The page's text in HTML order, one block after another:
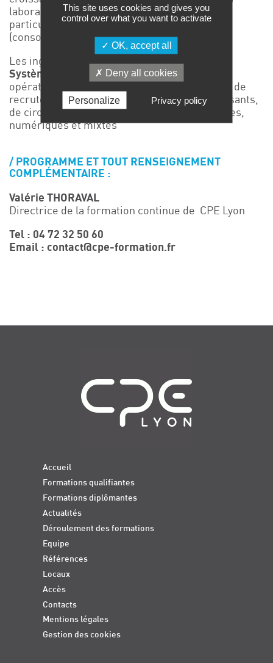
laboratoires de recherche, avec un accent
particulier sur les aspects énergétiques
(consommation, stockage, production, etc.).
Les ingénieurs CPE Lyon en« Physique et
Systèmes Microélectroniques »seront
opérationnels sur des métiers à forte tension de
recrutement comme la conception de composants,
de circuits et de systèmes intégrés analogiques,
numériques et mixtes
PROGRAMME ET TOUT RENSEIGNEMENT
COMPLÉMENTAIRE :
Valérie THORAVAL
Directrice de la formation continue de CPE Lyon
Tel : 04 72 32 50 60
Email : contact@cpe-formation.fr
Accueil
Formations qualifiantes
Formations diplômantes
Actualités
Déroulement des formations
Equipe
Références
Locaux
Accès
Contacts
Mentions légales
Gestion des cookies
This site uses cookies and gives you
control over what you want to activate
OK, accept all
Deny all cookies
Personalize Privacy policy